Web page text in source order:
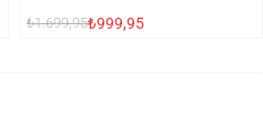
₺1.699,95₺999,95